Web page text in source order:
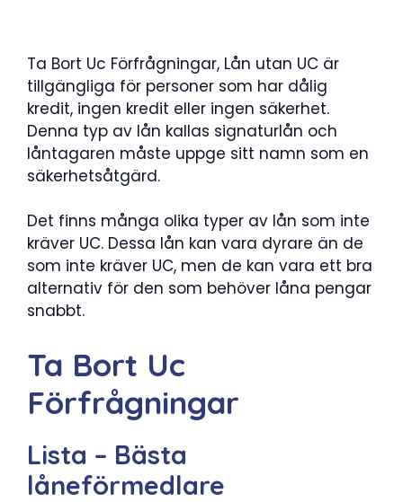
Ta Bort Uc Förfrågningar, Lån utan UC är
tillgängliga för personer som har dålig
kredit, ingen kredit eller ingen säkerhet.
Denna typ av lån kallas signaturlån och
låntagaren måste uppge sitt namn som en
säkerhetsåtgärd.
Det finns många olika typer av lån som inte
kräver UC. Dessa lån kan vara dyrare än de
som inte kräver UC, men de kan vara ett bra
alternativ för den som behöver låna pengar
snabbt.
Ta Bort Uc
Förfrågningar
Lista – Bästa
låneförmedlare